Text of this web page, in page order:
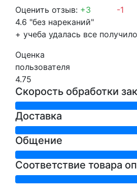
Оценить отзыв: +3
-1
4.6 "без нареканий"
+ учеба удалась все
Оценка
пользователя
4.75
Скорость обработки
Доставка
Общение
Соответствие товара